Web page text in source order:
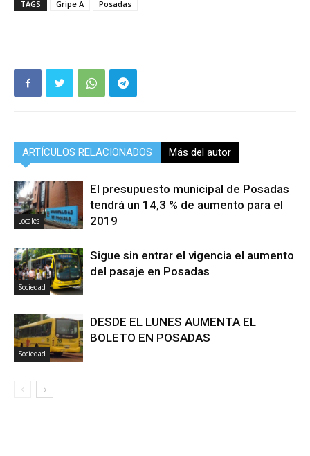
TAGS Gripe A Posadas
ARTÍCULOS RELACIONADOS Más del autor
Locales
El presupuesto municipal de Posadas
tendrá un 14,3 % de aumento para el
2019
Sociedad
Sigue sin entrar el vigencia el aumento
del pasaje en Posadas
Sociedad
DESDE EL LUNES AUMENTA EL
BOLETO EN POSADAS